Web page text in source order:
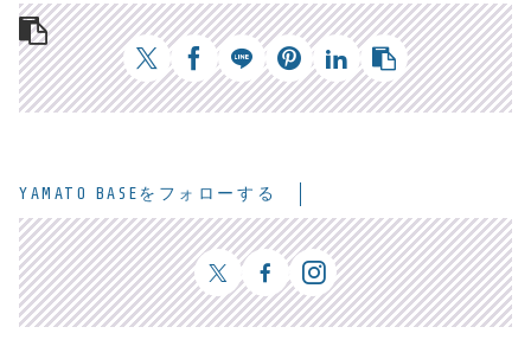
YAMATO BASEをフォローする